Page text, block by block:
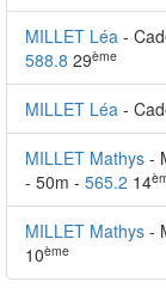
MILLET Léa -
588.8 29ème
MILLET Léa -
MILLET Mathys -
- 50m - 565.2 14
MILLET Mathys -
10ème